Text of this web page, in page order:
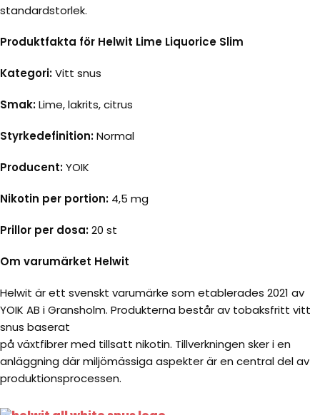
standardstorlek.
Produktfakta för Helwit Lime Liquorice Slim
Kategori:Vitt snus
Smak:Lime, lakrits, citrus
Styrkedefinition:Normal
Producent:YOIK
Nikotin per portion: 4,5 mg
Prillor per dosa:20 st
Om varumärket Helwit
Helwit är ett svenskt varumärke som etablerades 2021 av
YOIK AB i Gransholm. Produkterna består av tobaksfritt vitt
snus baserat
på växtfibrer med tillsatt nikotin. Tillverkningen sker i en
anläggning där miljömässiga aspekter är en central del av
produktionsprocessen.